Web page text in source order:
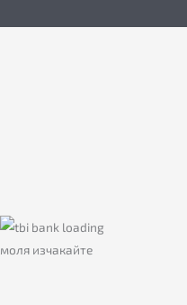
моля изчакайте